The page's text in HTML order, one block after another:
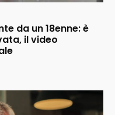
da un 18enne: è
il video